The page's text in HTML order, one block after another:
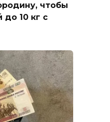
чтобы
до 10 кг с